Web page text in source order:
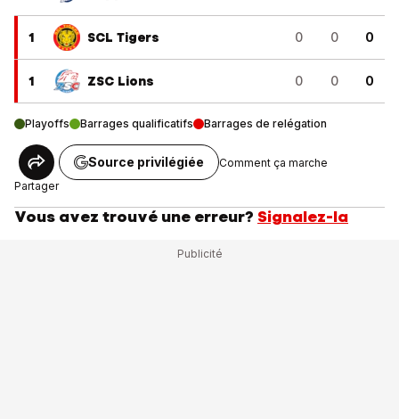
1 SCL Tigers 0 0 0
1 ZSC Lions 0 0 0
Playoffs Barrages qualificatifs Barrages de relégation
Partager
Source privilégiée Comment ça marche
Vous avez trouvé une erreur? Signalez-la